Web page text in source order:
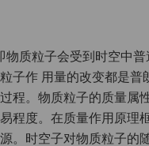
物质粒子会受到时空中
子作 用量的改变都是
程。物质粒子的质量属
程度。在质量作用原
。时空子对物质粒子的